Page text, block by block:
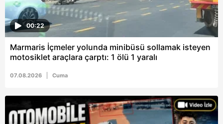
00:22
Marmaris İçmeler yolunda minibüsü sollamak isteyen
motosiklet araçlara çarptı: 1 ölü 1 yaralı
07.08.2026 Cuma